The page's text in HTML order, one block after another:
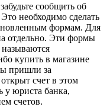
сообщить об
необходимо сделать
формам. Для
отдельно. Эти формы
купить в магазине
пришли за
счет в этом
у юриста банка,
счетов.